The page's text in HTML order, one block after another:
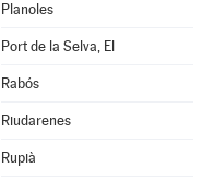
Planoles
Port de la Selva, El
Rabós
Riudarenes
Rupià